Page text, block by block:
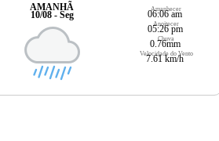
AMANHÃ
10/08 - Seg
Amanhecer
06:06 am
Anoitecer
05:26 pm
Chuva
0.76mm
Velocidade do Vento
7.61 km/h